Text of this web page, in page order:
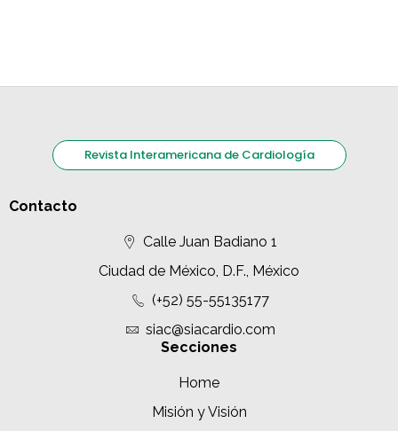
Revista Interamericana de Cardiología
Contacto
Calle Juan Badiano 1
Ciudad de México, D.F., México
(+52) 55-55135177
siac@siacardio.com
Secciones
Home
Misión y Visión